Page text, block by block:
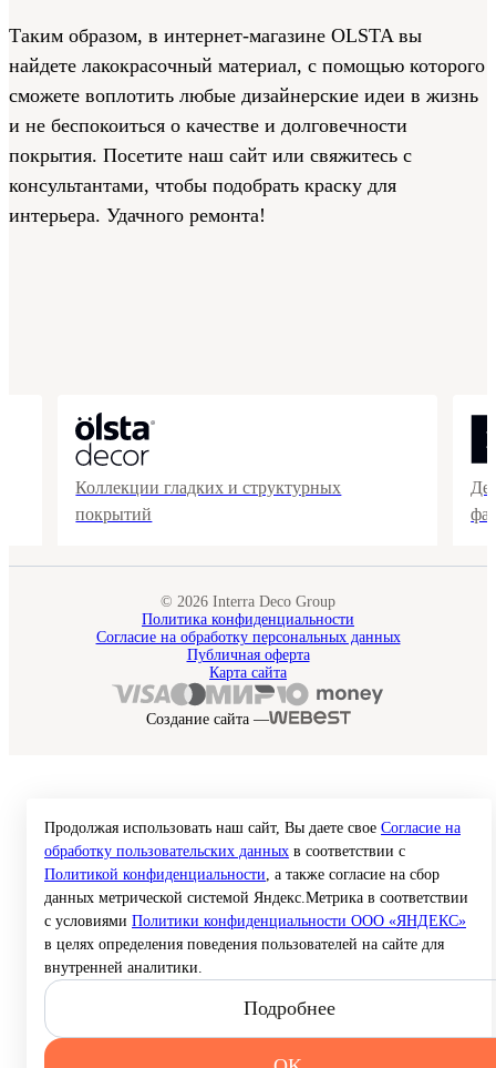
Таким образом, в интернет-магазине OLSTA вы
найдете лакокрасочный материал, с помощью которого
сможете воплотить любые дизайнерские идеи в жизнь
и не беспокоиться о качестве и долговечности
покрытия. Посетите наш сайт или свяжитесь с
консультантами, чтобы подобрать краску для
интерьера. Удачного ремонта!
Коллекции гладких и структурных
покрытий
© 2026 Interra Deco Group
Политика конфиденциальности
Согласие на обработку персональных данных
Публичная оферта
Карта сайта
Создание сайта —
Продолжая использовать наш сайт, Вы даете свое Согласие на
обработку пользовательских данных в соответствии с
Политикой конфиденциальности, а также согласие на сбор
данных метрической системой Яндекс.Метрика в соответствии
с условиями Политики конфиденциальности ООО «ЯНДЕКС»
в целях определения поведения пользователей на сайте для
внутренней аналитики.
Подробнее